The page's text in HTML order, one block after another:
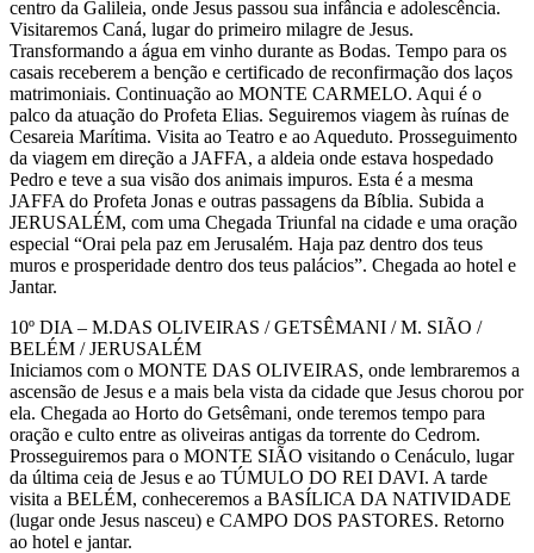
centro da Galileia, onde Jesus passou sua infância e adolescência.
Visitaremos Caná, lugar do primeiro milagre de Jesus.
Transformando a água em vinho durante as Bodas. Tempo para os
casais receberem a benção e certificado de reconfirmação dos laços
matrimoniais. Continuação ao MONTE CARMELO. Aqui é o
palco da atuação do Profeta Elias. Seguiremos viagem às ruínas de
Cesareia Marítima. Visita ao Teatro e ao Aqueduto. Prosseguimento
da viagem em direção a JAFFA, a aldeia onde estava hospedado
Pedro e teve a sua visão dos animais impuros. Esta é a mesma
JAFFA do Profeta Jonas e outras passagens da Bíblia. Subida a
JERUSALÉM, com uma Chegada Triunfal na cidade e uma oração
especial “Orai pela paz em Jerusalém. Haja paz dentro dos teus
muros e prosperidade dentro dos teus palácios”. Chegada ao hotel e
Jantar.
10º DIA – M.DAS OLIVEIRAS / GETSÊMANI / M. SIÃO /
BELÉM / JERUSALÉM
Iniciamos com o MONTE DAS OLIVEIRAS, onde lembraremos a
ascensão de Jesus e a mais bela vista da cidade que Jesus chorou por
ela. Chegada ao Horto do Getsêmani, onde teremos tempo para
oração e culto entre as oliveiras antigas da torrente do Cedrom.
Prosseguiremos para o MONTE SIÃO visitando o Cenáculo, lugar
da última ceia de Jesus e ao TÚMULO DO REI DAVI. A tarde
visita a BELÉM, conheceremos a BASÍLICA DA NATIVIDADE
(lugar onde Jesus nasceu) e CAMPO DOS PASTORES. Retorno
ao hotel e jantar.